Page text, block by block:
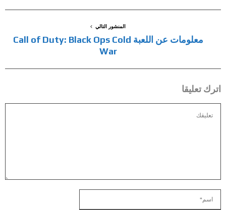
المنشور التالي
معلومات عن اللعبة Call of Duty: Black Ops Cold
War
اترك تعليقا